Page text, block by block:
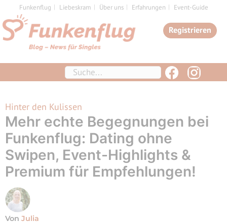
Inhalt
springen
Funkenflug Liebeskram Über uns Erfahrungen Event-Guide
Registrieren
Suchen
Hinter den Kulissen
Mehr echte Begegnungen bei
Funkenflug: Dating ohne
Swipen, Event-Highlights &
Premium für Empfehlungen!
Von Julia